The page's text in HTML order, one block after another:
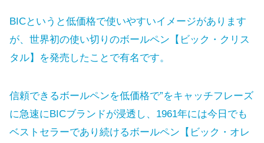
BICというと低価格で使いやすいイメージがあります
が、世界初の使い切りのボールペン【ビック・クリス
タル】を発売したことで有名です。
信頼できるボールペンを低価格で”をキャッチフレーズ
に急速にBICブランドが浸透し、1961年には今日でも
ベストセラーであり続けるボールペン【ビック・オレ